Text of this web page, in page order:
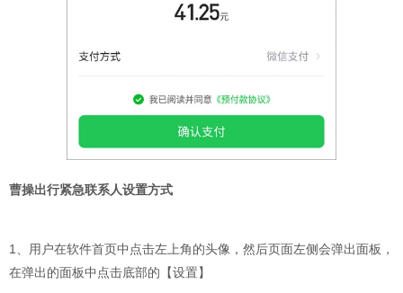
曹操出行紧急联系人设置方式
1、用户在软件首页中点击左上角的头像，然后页面左侧会弹出面板，
在弹出的面板中点击底部的【设置】